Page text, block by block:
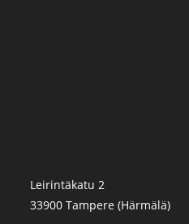
Leirintäkatu 2
33900 Tampere (Härmälä)